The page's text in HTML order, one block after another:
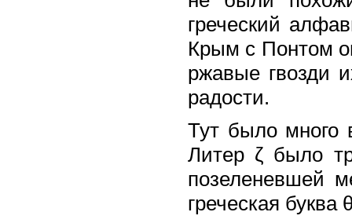
греческий
Крым с Понтом
ржавые гвозди
радости.
Тут было много
Литер ζ было
позеленевшей
греческая буква